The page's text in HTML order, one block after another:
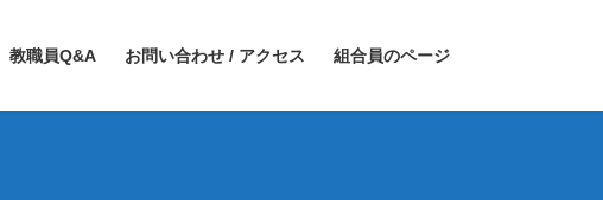
教職員Q&A お問い合わせ / アクセス 組合員のページ